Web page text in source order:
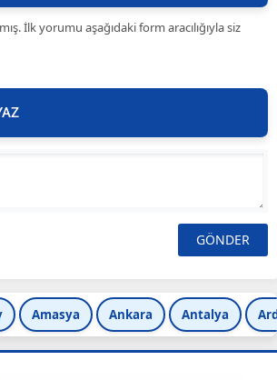
İlk yorumu aşağıdaki form aracılığıyla siz
Amasya Ankara Antalya